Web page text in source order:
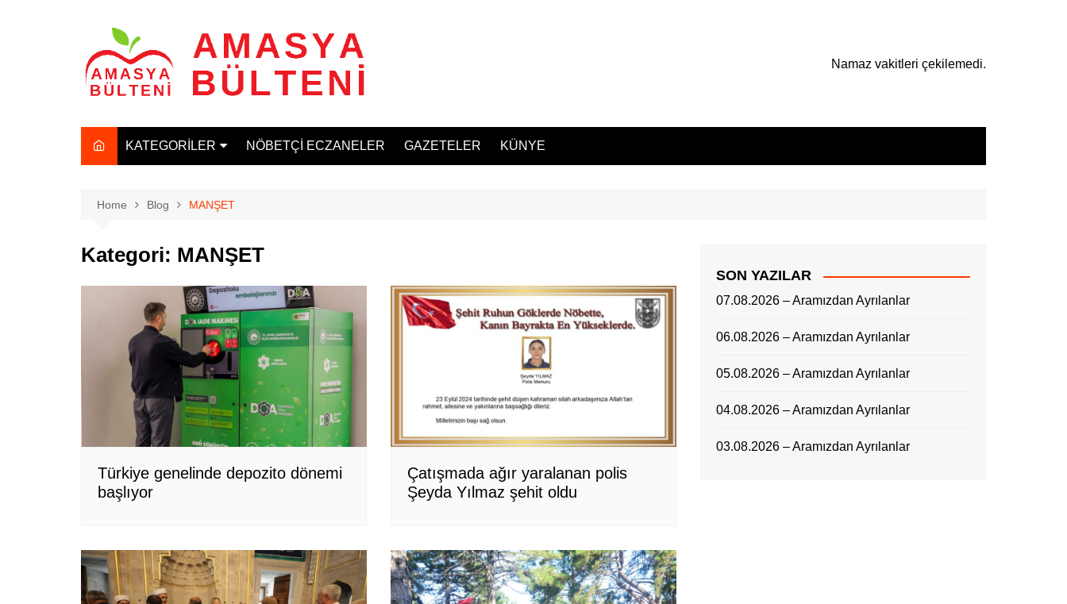
Namaz vakitleri çekilemedi.
KATEGORİLER
GÜNCEL
SPOR
TARIM
EĞİTİM
EKONOMİ
NÖBETÇİ ECZANELER GAZETELER KÜNYE
Home Blog MANŞET
Kategori: MANŞET
Türkiye genelinde depozito dönemi
başlıyor
Çatışmada ağır yaralanan polis
Şeyda Yılmaz şehit oldu
SON YAZILAR
07.08.2026 – Aramızdan Ayrılanlar
06.08.2026 – Aramızdan Ayrılanlar
05.08.2026 – Aramızdan Ayrılanlar
04.08.2026 – Aramızdan Ayrılanlar
03.08.2026 – Aramızdan Ayrılanlar